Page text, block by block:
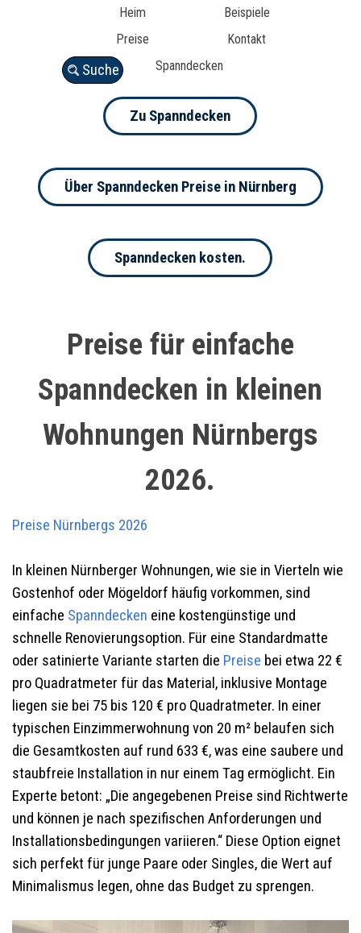
Heim
Beispiele
Preise
Kontakt
Spanndecken
Suche
Zu Spanndecken
Über Spanndecken Preise in Nürnberg
Spanndecken kosten.
Preise für einfache
Spanndecken in kleinen
Wohnungen Nürnbergs
2026.
Preise Nürnbergs 2026
In kleinen Nürnberger Wohnungen, wie sie in Vierteln wie
Gostenhof oder Mögeldorf häufig vorkommen, sind
einfache Spanndecken eine kostengünstige und
schnelle Renovierungsoption. Für eine Standardmatte
oder satinierte Variante starten die Preise bei etwa 22 €
pro Quadratmeter für das Material, inklusive Montage
liegen sie bei 75 bis 120 € pro Quadratmeter. In einer
typischen Einzimmerwohnung von 20 m² belaufen sich
die Gesamtkosten auf rund 633 €, was eine saubere und
staubfreie Installation in nur einem Tag ermöglicht. Ein
Experte betont: „Die angegebenen Preise sind Richtwerte
und können je nach spezifischen Anforderungen und
Installationsbedingungen variieren.“ Diese Option eignet
sich perfekt für junge Paare oder Singles, die Wert auf
Minimalismus legen, ohne das Budget zu sprengen.